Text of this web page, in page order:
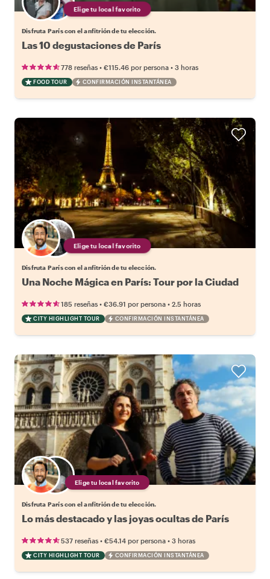
Elige tu local favorito
Disfruta París con el anfitrión de tu elección.
Las 10 degustaciones de París
778 reseñas • €115.46 por persona • 3 horas
FOOD TOUR CONFIRMACIÓN INSTANTÁNEA
Elige tu local favorito
Disfruta París con el anfitrión de tu elección.
Una Noche Mágica en París: Tour por la Ciudad
185 reseñas • €36.91 por persona • 2.5 horas
CITY HIGHLIGHT TOUR CONFIRMACIÓN INSTANTÁNEA
Elige tu local favorito
Disfruta París con el anfitrión de tu elección.
Lo más destacado y las joyas ocultas de París
537 reseñas • €54.14 por persona • 3 horas
CITY HIGHLIGHT TOUR CONFIRMACIÓN INSTANTÁNEA